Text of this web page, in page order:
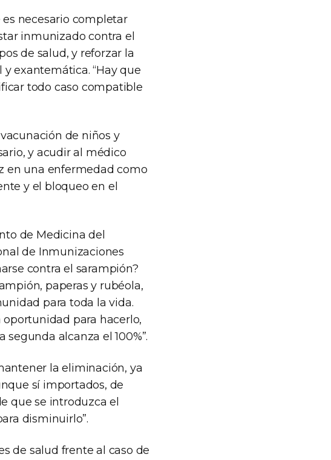
necesario completar
inmunizado contra el
de salud, y reforzar la
exantemática. “Hay que
todo caso compatible
de niños y
y acudir al médico
en una enfermedad como
y el bloqueo en el
de Medicina del
de Inmunizaciones
contra el sarampión?
paperas y rubéola,
para toda la vida.
para hacerlo,
alcanza el 100%”.
la eliminación, ya
sí importados, de
que se introduzca el
disminuirlo”.
de salud frente al caso de